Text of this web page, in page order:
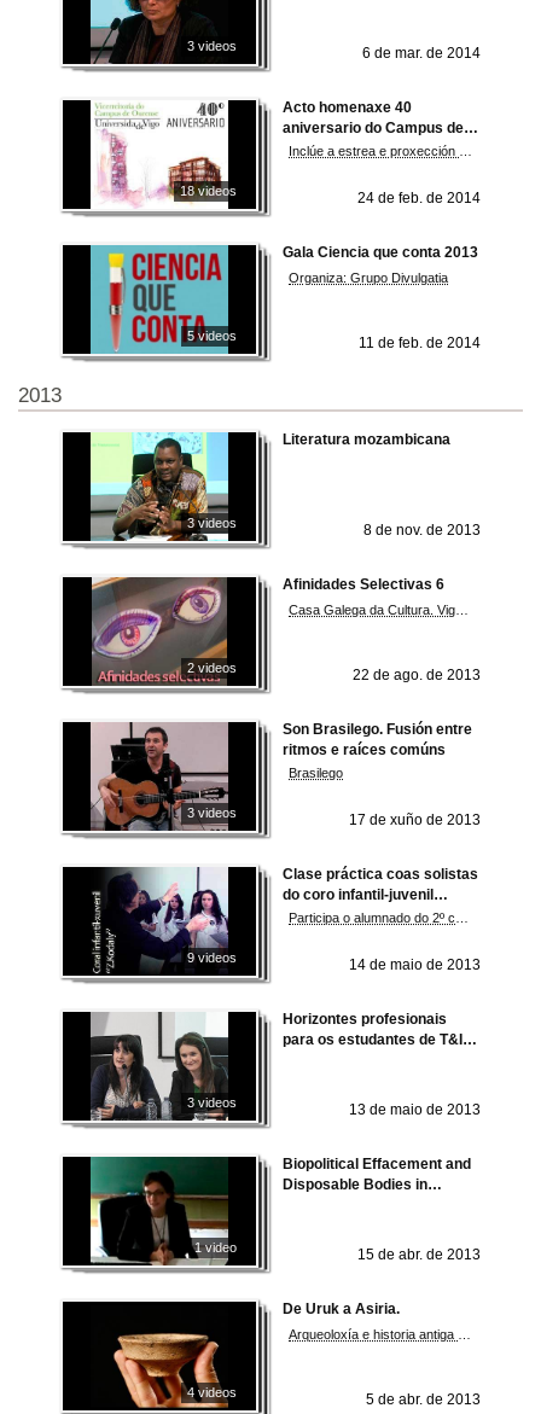
3 videos 6 de mar. de 2014
18 videos
Acto homenaxe 40
aniversario do Campus de
Ourense
24 de feb. de 2014
5 videos
Gala Ciencia que conta 2013
Organiza: Grupo Divulgatia
11 de feb. de 2014
2013
3 videos
Literatura mozambicana
8 de nov. de 2013
2 videos
Afinidades Selectivas 6
22 de ago. de 2013
3 videos
Son Brasilego. Fusión entre
ritmos e raíces comúns
Brasilego
17 de xuño de 2013
9 videos
Clase práctica coas solistas
do coro infantil-juvenil
municipal de Cambados
14 de maio de 2013
3 videos
Horizontes profesionais
para os estudantes de T&I:
especialistas en empresas
13 de maio de 2013
1 video
Biopolitical Effacement and
Disposable Bodies in
Undocumented Workers
15 de abr. de 2013
4 videos
De Uruk a Asiria.
5 de abr. de 2013